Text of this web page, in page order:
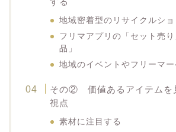
地域密着型のリサイクルシ
フリマアプリの「セット売
品」
地域のイベントやフリーマ
その② 価値あるアイテムを
視点
素材に注目する